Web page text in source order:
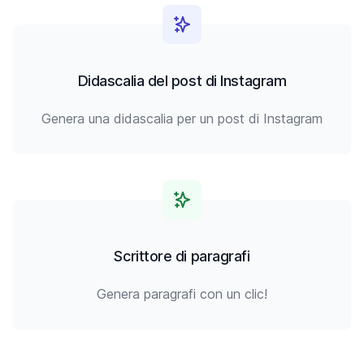
Didascalia del post di Instagram
Genera una didascalia per un post di Instagram
Scrittore di paragrafi
Genera paragrafi con un clic!